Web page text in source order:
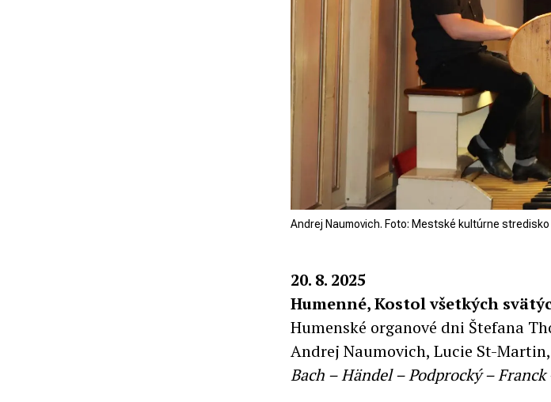
Andrej Naumovich. Foto: Mestské kultúrne stredisko
20. 8. 2025
Humenné, Kostol všetkých
Humenské organové dni Štefana
Andrej Naumovich, Lucie St-
Bach – Händel – Podprocký –